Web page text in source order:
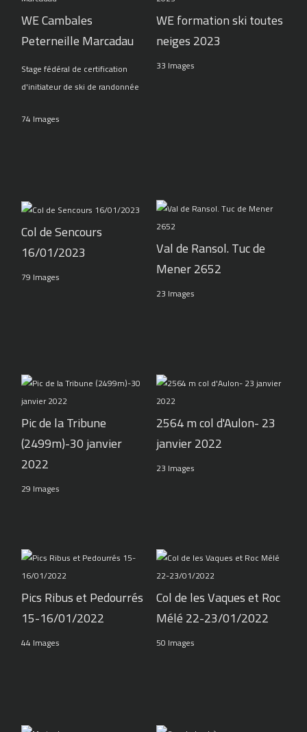
WE Cambales
Peterneille Marcadau
Stage fédéral de certification
d'initiateur de ski de randonnée
74 Images
WE formation ski toutes
neiges 2023
33 Images
Col de Sencours
16/01/2023
79 Images
Val de Ransol. Tuc de
Mener 2652
23 Images
Pic de la Tribune
(2499m)-30 janvier
2022
29 Images
2564 m col d'Aulon- 23
janvier 2022
23 Images
Pics Ribus et Pedourrés
15-16/01/2022
44 Images
Col de les Vaques et Roc
Mélé 22-23/01/2022
50 Images